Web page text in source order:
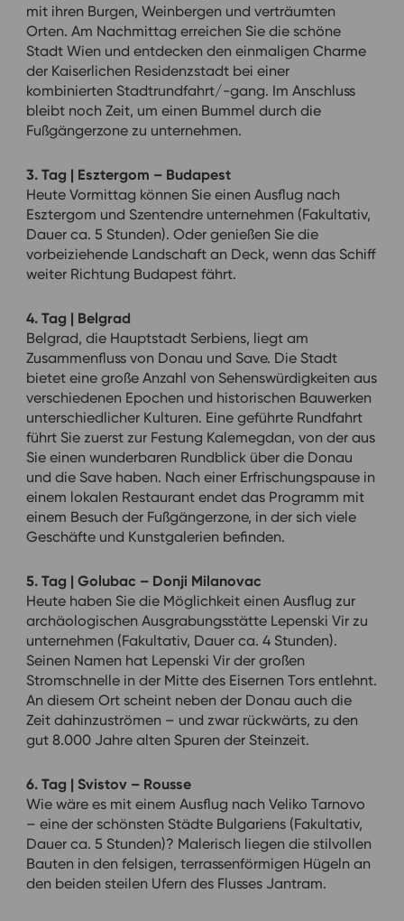
mit ihren Burgen, Weinbergen und verträumten
Orten. Am Nachmittag erreichen Sie die schöne
Stadt Wien und entdecken den einmaligen Charme
der Kaiserlichen Residenzstadt bei einer
kombinierten Stadtrundfahrt/-gang. Im Anschluss
bleibt noch Zeit, um einen Bummel durch die
Fußgängerzone zu unternehmen.
3. Tag | Esztergom – Budapest
Heute Vormittag können Sie einen Ausflug nach
Esztergom und Szentendre unternehmen (Fakultativ,
Dauer ca. 5 Stunden). Oder genießen Sie die
vorbeiziehende Landschaft an Deck, wenn das Schiff
weiter Richtung Budapest fährt.
4. Tag | Belgrad
Belgrad, die Hauptstadt Serbiens, liegt am
Zusammenfluss von Donau und Save. Die Stadt
bietet eine große Anzahl von Sehenswürdigkeiten aus
verschiedenen Epochen und historischen Bauwerken
unterschiedlicher Kulturen. Eine geführte Rundfahrt
führt Sie zuerst zur Festung Kalemegdan, von der aus
Sie einen wunderbaren Rundblick über die Donau
und die Save haben. Nach einer Erfrischungspause in
einem lokalen Restaurant endet das Programm mit
einem Besuch der Fußgängerzone, in der sich viele
Geschäfte und Kunstgalerien befinden.
5. Tag | Golubac – Donji Milanovac
Heute haben Sie die Möglichkeit einen Ausflug zur
archäologischen Ausgrabungsstätte Lepenski Vir zu
unternehmen (Fakultativ, Dauer ca. 4 Stunden).
Seinen Namen hat Lepenski Vir der großen
Stromschnelle in der Mitte des Eisernen Tors entlehnt.
An diesem Ort scheint neben der Donau auch die
Zeit dahinzuströmen – und zwar rückwärts, zu den
gut 8.000 Jahre alten Spuren der Steinzeit.
6. Tag | Svistov – Rousse
Wie wäre es mit einem Ausflug nach Veliko Tarnovo
– eine der schönsten Städte Bulgariens (Fakultativ,
Dauer ca. 5 Stunden)? Malerisch liegen die stilvollen
Bauten in den felsigen, terrassenförmigen Hügeln an
den beiden steilen Ufern des Flusses Jantram.